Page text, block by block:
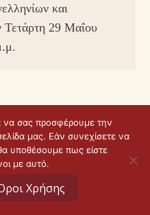
και
Τετάρτη 29 Μαΐου
ιστοσελίδας idees digital
να σας προσφέρουμε την
μας. Εάν συνεχίσετε να
υποθέσουμε πως είστε
με αυτό.
Χρήσης